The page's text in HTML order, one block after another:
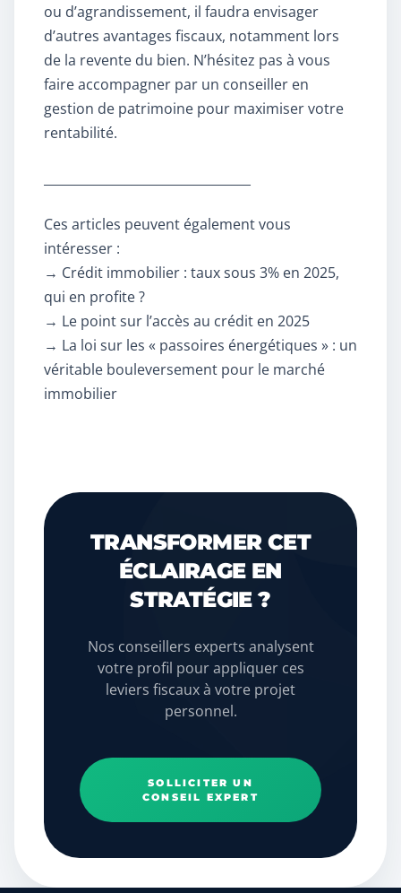
ou d’agrandissement, il faudra envisager
d’autres avantages fiscaux, notamment lors
de la revente du bien. N’hésitez pas à vous
faire accompagner par un conseiller en
gestion de patrimoine pour maximiser votre
rentabilité.
Ces articles peuvent également vous
intéresser :
→ Crédit immobilier : taux sous 3% en 2025,
qui en profite ?
→ Le point sur l’accès au crédit en 2025
→ La loi sur les « passoires énergétiques » : un
véritable bouleversement pour le marché
immobilier
TRANSFORMER CET
ÉCLAIRAGE EN
STRATÉGIE ?
Nos conseillers experts analysent
votre profil pour appliquer ces
leviers fiscaux à votre projet
personnel.
SOLLICITER UN
CONSEIL EXPERT